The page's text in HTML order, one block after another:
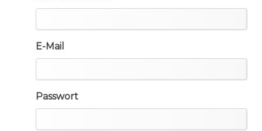
E-Mail
Passwort